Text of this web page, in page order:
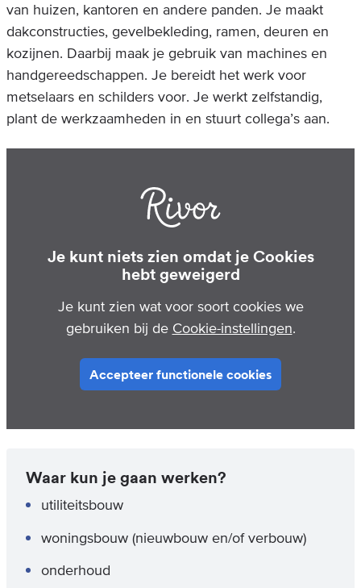
van huizen, kantoren en andere panden. Je maakt
dakconstructies, gevelbekleding, ramen, deuren en
kozijnen. Daarbij maak je gebruik van machines en
handgereedschappen. Je bereidt het werk voor
metselaars en schilders voor. Je werkt zelfstandig,
plant de werkzaamheden in en stuurt collega’s aan.
Je kunt niets zien omdat je Cookies
hebt geweigerd
Je kunt zien wat voor soort cookies we
gebruiken bij de Cookie-instellingen.
Accepteer functionele cookies
Waar kun je gaan werken?
utiliteitsbouw
woningsbouw (nieuwbouw en/of verbouw)
onderhoud